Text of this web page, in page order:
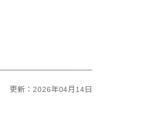
更新：2026年04月14日